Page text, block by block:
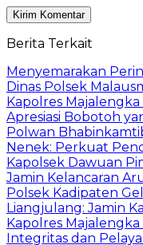
Berita Terkait
Menyemarakan
Dinas Polsek
Kapolres
Apresiasi Bobotoh
Polwan
Nenek: Perkuat
Kapolsek Dawuan
Jamin Kelancaran
Polsek Kadipaten
Liangjulang: Jamin
Kapolres
Integritas dan